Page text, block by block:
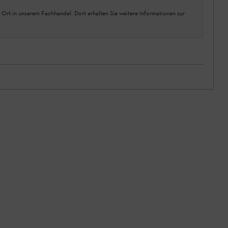
in unserem Fachhandel. Dort erhalten Sie weitere Informationen zur